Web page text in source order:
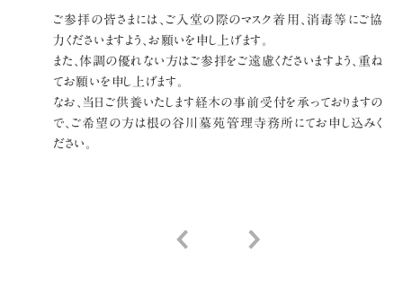
ご参拝の皆さまには、ご入堂の際のマスク着用、消毒等にご協
力くださいますよう、お願いを申し上げます。
また、体調の優れない方はご参拝をご遠慮くださいますよう、重ね
てお願いを申し上げます。
なお、当日ご供養いたします経木の事前受付を承っておりますの
で、ご希望の方は根の谷川墓苑管理寺務所にてお申し込みく
ださい。